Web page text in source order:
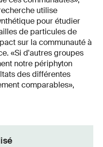
utilise
pour étudier
de particules de
sur la communauté à
«Si d'autres groupes
notre périphyton
des différentes
comparables»,